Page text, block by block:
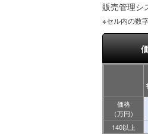
販売管理シ
※セル内の数
価格
（万円）
140以上